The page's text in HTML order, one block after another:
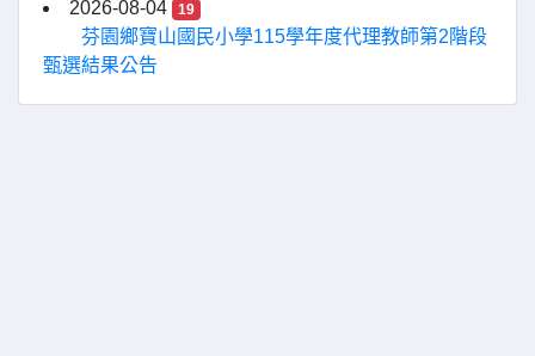
2026-08-04
19
芬園鄉寶山國民小學115學年度代理教師第2階段
甄選結果公告